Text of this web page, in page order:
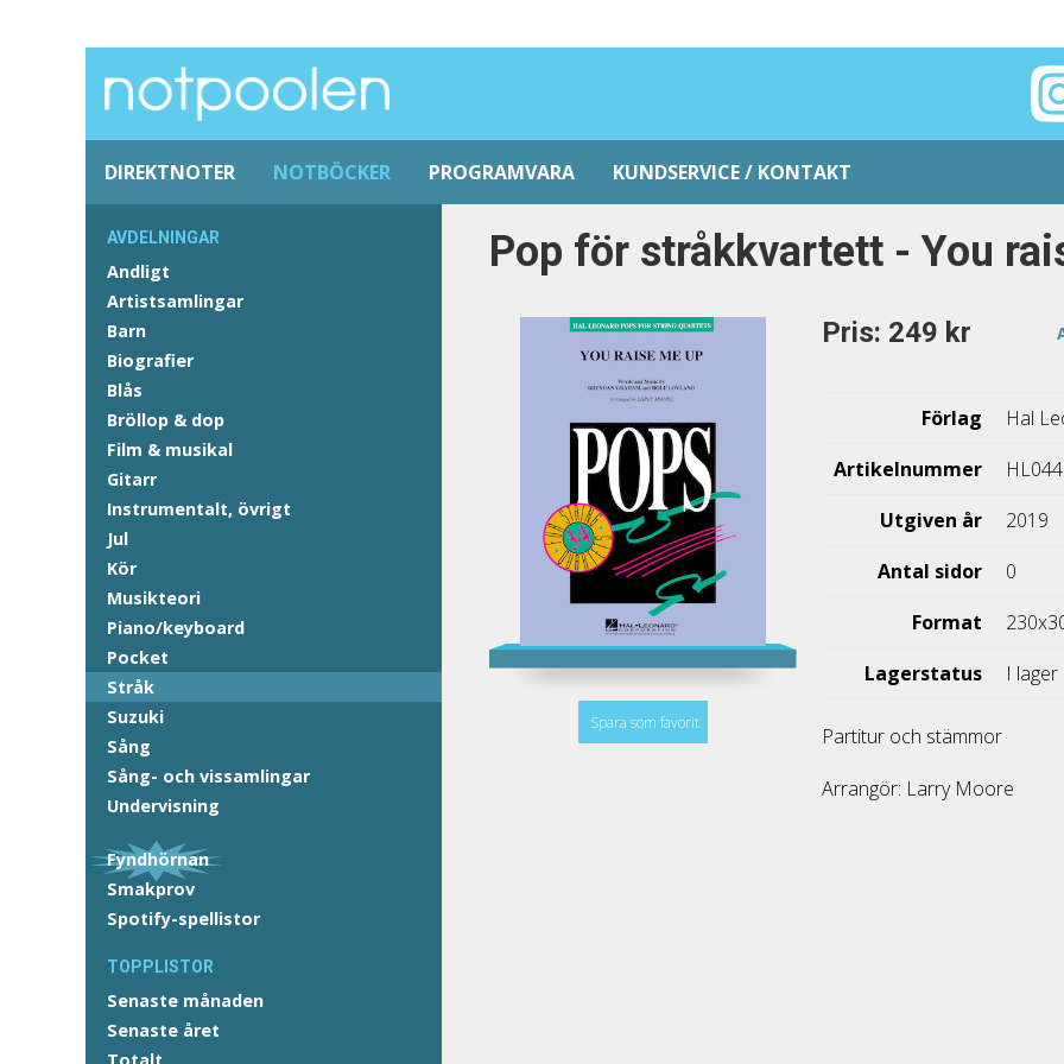
DIREKTNOTER NOTBÖCKER PROGRAMVARA KUNDSERVICE / KONTAKT
AVDELNINGAR
Andligt
Artistsamlingar
Barn
Biografier
Blås
Bröllop & dop
Film & musikal
Gitarr
Instrumentalt, övrigt
Jul
Kör
Musikteori
Piano/keyboard
Pocket
Stråk
Suzuki
Sång
Sång- och vissamlingar
Undervisning
Fyndhörnan
Smakprov
Spotify-spellistor
TOPPLISTOR
Senaste månaden
Senaste året
Pop för stråkkvartett - You
Spara som favorit
Pris: 249 kr
Förlag
Hal
Artikelnummer
Utgiven år
2019
Antal sidor
0
Format
Lagerstatus
I lager
Partitur och stämmor
Arrangör: Larry Moore